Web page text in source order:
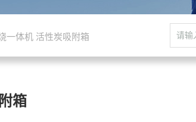
一体机 活性炭吸附箱
箱